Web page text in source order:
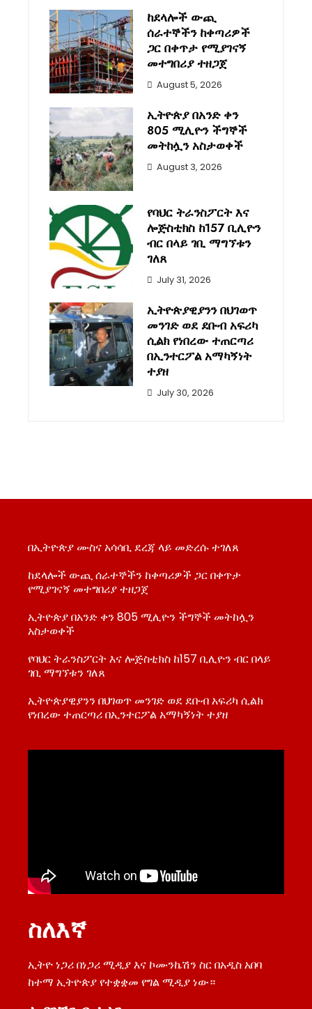
ከደላሎች ውጪ
ሰራተኞችን ከቀጣሪዎች
ጋር በቀጥታ የሚያገናኝ
መተግበሪያ ተዘጋጀ
August 5, 2026
ኢትዮጵያ በአንድ ቀን
805 ሚሊዮን ችግኞች
መትከሏን አስታወቀች
August 3, 2026
የባህር ትራንስፖርት እና
ሎጅስቲክስ ከ157 ቢሊዮን
ብር በላይ ገቢ ማግኘቱን
ገለጸ
July 31, 2026
ኢትዮጵያዊያንን በህገወጥ
መንገድ ወደ ደቡብ አፍሪካ
ሲልክ የነበረው ተጠርጣሪ
በኢንተርፖል አማካኝነት
ተያዘ
July 30, 2026
በኢትዮጵያ ሙስና አሳሳቢ ደረጃ ላይ መድረሱ ተገለጸ
ከደላሎች ውጪ ሰራተኞችን ከቀጣሪዎች ጋር በቀጥታ
የሚያገናኝ መተግበሪያ ተዘጋጀ
ኢትዮጵያ በአንድ ቀን 805 ሚሊዮን ችግኞች መትከሏን
አስታወቀች
የባህር ትራንስፖርት እና ሎጅስቲክስ ከ157 ቢሊዮን ብር በላይ
ገቢ ማግኘቱን ገለጸ
ኢትዮጵያዊያንን በህገወጥ መንገድ ወደ ደቡብ አፍሪካ ሲልክ
የነበረው ተጠርጣሪ በኢንተርፖል አማካኝነት ተያዘ
ስለእኛ
ኢትዮ ነጋሪ በነጋሪ ሚዲያ እና ኮሙንኬሽን ስር በአዲስ አበባ
ከተማ ኢትዮጵያ የተቋቋመ የግል ሚዲያ ነው።